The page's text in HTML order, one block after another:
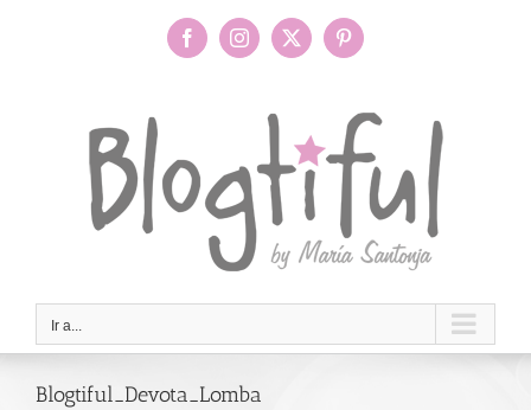
FacebookInstagram
X Pinterest
Ir a...
Blogtiful_Devota_Lomba